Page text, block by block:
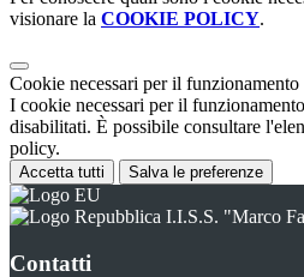
visionare la COOKIE POLICY.
Cookie necessari per il funzionamento
I cookie necessari per il
disabilitati. È possibile consultare
policy.
Accetta tutti Salva le preferenze
I.I.S.S. "Marco
Contatti